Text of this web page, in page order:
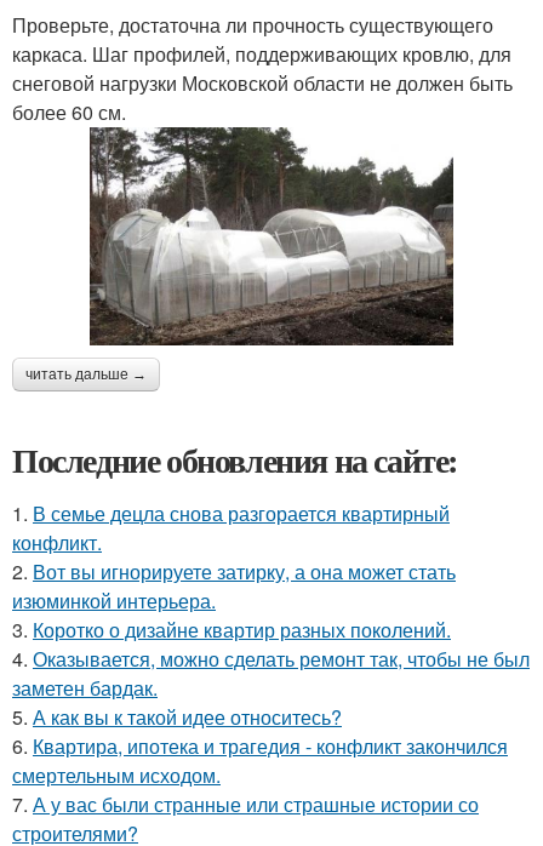
Проверьте, достаточна ли прочность существующего
каркаса. Шаг профилей, поддерживающих кровлю, для
снеговой нагрузки Московской области не должен быть
более 60 см.
читать дальше →
Последние обновления на сайте:
1. В семье децла снова разгорается квартирный
конфликт.
2. Вот вы игнорируете затирку, а она может стать
изюминкой интерьера.
3. Коротко о дизайне квартир разных поколений.
4. Оказывается, можно сделать ремонт так, чтобы не был
заметен бардак.
5. А как вы к такой идее относитесь?
6. Квартира, ипотека и трагедия - конфликт закончился
смертельным исходом.
7. А у вас были странные или страшные истории со
строителями?